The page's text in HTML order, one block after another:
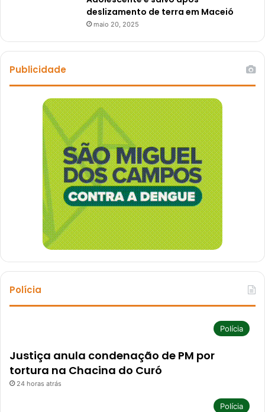
deslizamento de terra em Maceió
maio 20, 2025
Publicidade
Polícia
Polícia
Justiça anula condenação de PM por
tortura na Chacina do Curó
24 horas atrás
Polícia